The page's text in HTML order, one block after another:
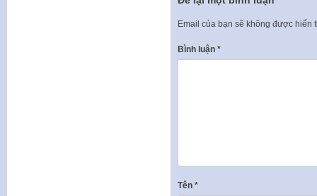
Email của bạn sẽ không được hiển
Bình luận *
Tên *